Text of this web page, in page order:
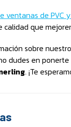
ventanas de PVC
que
sobre
dudes en
. ¡Te